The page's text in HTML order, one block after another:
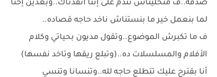
صدفه..ف متخليناش نندم على إننا أنقذناك..وبعدين إحنا
لما بنعمل خير ما بنستناش ناخد حاجه قصاده..
ف ما تكبرش الموضوع..وتقول مديون بحياتي وكلام
الأفلام والمسلسلات ده..(وتبلع ريقها وتاخد نفسها)
أنا بقترح عليك تتطلع حاجه لله..وتنسانا وتنسي